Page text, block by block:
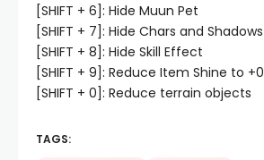
[SHIFT + 6]: Hide Muun Pet
[SHIFT + 7]: Hide Chars and Shadows
[SHIFT + 8]: Hide Skill Effect
[SHIFT + 9]: Reduce Item Shine to +0
[SHIFT + 0]: Reduce terrain objects
TAGS: